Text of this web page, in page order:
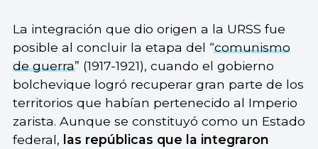
La integración que dio origen a la URSS fue
posible al concluir la etapa del “comunismo
de guerra” (1917-1921), cuando el gobierno
bolchevique logró recuperar gran parte de los
territorios que habían pertenecido al Imperio
zarista. Aunque se constituyó como un Estado
federal, las repúblicas que la integraron